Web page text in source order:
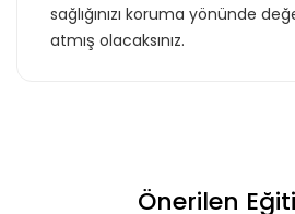
sağlığınızı koruma yönünde
atmış olacaksınız.
Önerilen